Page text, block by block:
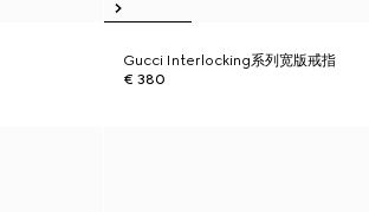
Gucci Interlocking系列宽版戒指
€ 380